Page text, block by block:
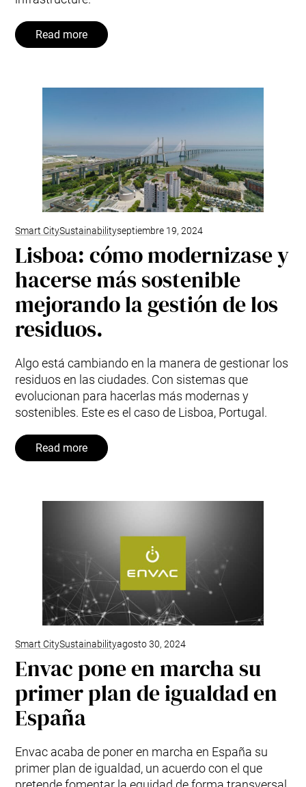
Read more
Smart CitySustainabilityseptiembre 19, 2024
Lisboa: cómo modernizase y
hacerse más sostenible
mejorando la gestión de los
residuos.
Algo está cambiando en la manera de gestionar los
residuos en las ciudades. Con sistemas que
evolucionan para hacerlas más modernas y
sostenibles. Este es el caso de Lisboa, Portugal.
Read more
Smart CitySustainabilityagosto 30, 2024
Envac pone en marcha su
primer plan de igualdad en
España
Envac acaba de poner en marcha en España su
primer plan de igualdad, un acuerdo con el que